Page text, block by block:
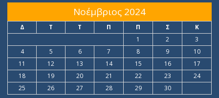
Νοέμβριος 2024
Δ Τ Τ Π Π Σ
Κ
1
2
3
4
5 6 7 8 9
10
11
12 13 14 15 16
17
18
19 20 21 22 23
24
25
26 27 28 29 30